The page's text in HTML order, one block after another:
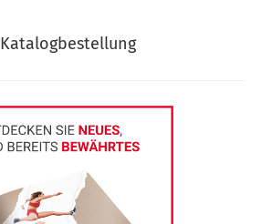
Katalogbestellung